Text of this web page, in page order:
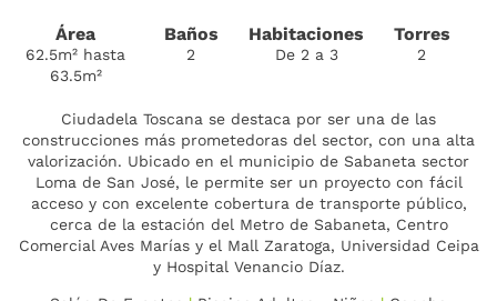
Área
62.5m² hasta
63.5m²
Baños
2
Habitaciones
De 2 a 3
Torres
2
Ciudadela Toscana se destaca por ser una de las
construcciones más prometedoras del sector, con una alta
valorización. Ubicado en el municipio de Sabaneta sector
Loma de San José, le permite ser un proyecto con fácil
acceso y con excelente cobertura de transporte público,
cerca de la estación del Metro de Sabaneta, Centro
Comercial Aves Marías y el Mall Zaratoga, Universidad Ceipa
y Hospital Venancio Díaz.